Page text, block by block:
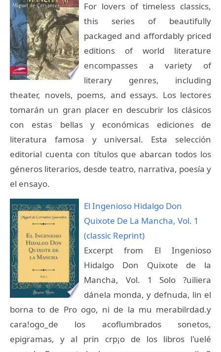
For lovers of timeless classics,
this series of beautifully
packaged and affordably priced
editions of world literature
encompasses a variety of
literary genres, including
theater, novels, poems, and essays. Los lectores
tomarán un gran placer en descubrir los clásicos
con estas bellas y económicas ediciones de
literatura famosa y universal. Esta selección
editorial cuenta con títulos que abarcan todos los
géneros literarios, desde teatro, narrativa, poesía y
el ensayo.
El Ingenioso Hidalgo Don
Quixote De La Mancha, Vol. 1
(classic Reprint)
Excerpt from El Ingenioso
Hidalgo Don Quixote de la
Mancha, Vol. 1 Solo ?uiliera
dánela monda, y defnuda, lin el
borna to de Pro ogo, ni de la mu merabilrdad.y
cara!ogo_de los acoflumbrados sonetos,
epigramas, y al prin crp¡o de los libros l'uelé